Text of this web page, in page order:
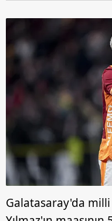
Galatasaray'da